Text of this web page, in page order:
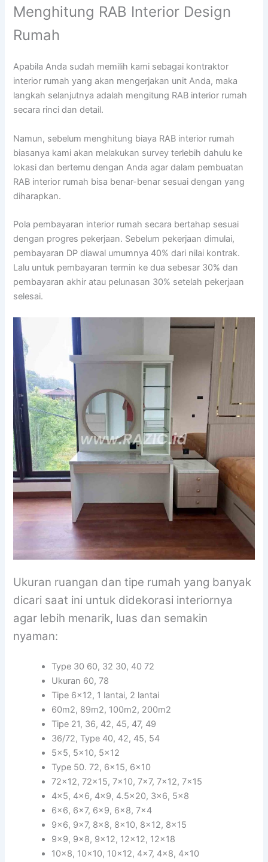
Menghitung RAB Interior Design
Rumah
Apabila Anda sudah memilih kami sebagai kontraktor
interior rumah yang akan mengerjakan unit Anda, maka
langkah selanjutnya adalah mengitung RAB interior rumah
secara rinci dan detail.
Namun, sebelum menghitung biaya RAB interior rumah
biasanya kami akan melakukan survey terlebih dahulu ke
lokasi dan bertemu dengan Anda agar dalam pembuatan
RAB interior rumah bisa benar-benar sesuai dengan yang
diharapkan.
Pola pembayaran interior rumah secara bertahap sesuai
dengan progres pekerjaan. Sebelum pekerjaan dimulai,
pembayaran DP diawal umumnya 40% dari nilai kontrak.
Lalu untuk pembayaran termin ke dua sebesar 30% dan
pembayaran akhir atau pelunasan 30% setelah pekerjaan
selesai.
Ukuran ruangan dan tipe rumah yang banyak
dicari saat ini untuk didekorasi interiornya
agar lebih menarik, luas dan semakin
nyaman:
Type 30 60, 32 30, 40 72
Ukuran 60, 78
Tipe 6×12, 1 lantai, 2 lantai
60m2, 89m2, 100m2, 200m2
Tipe 21, 36, 42, 45, 47, 49
36/72, Type 40, 42, 45, 54
5×5, 5×10, 5×12
Type 50. 72, 6×15, 6×10
72×12, 72×15, 7×10, 7×7, 7×12, 7×15
4×5, 4×6, 4×9, 4.5×20, 3×6, 5×8
6×6, 6×7, 6×9, 6×8, 7×4
9×6, 9×7, 8×8, 8×10, 8×12, 8×15
9×9, 9×8, 9×12, 12×12, 12×18
10×8, 10×10, 10×12, 4×7, 4×8, 4×10